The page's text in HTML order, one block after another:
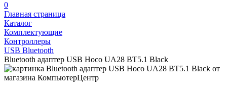
0
Главная страница
Каталог
Комплектующие
Контроллеры
USB Bluetooth
Bluetooth адаптер USB Hoco UA28 BT5.1 Black